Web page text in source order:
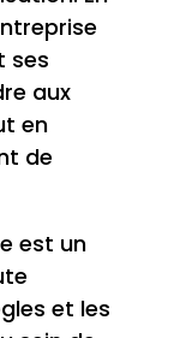
ses
aux
en
de
est un
et les